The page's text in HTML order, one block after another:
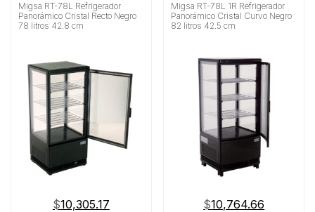
Migsa RT-78L Refrigerador
Panorámico Cristal Recto Negro
78 litros 42.8 cm
$10,305.17
Migsa RT-78L 1R Refrigerador
Panorámico Cristal Curvo Negro
82 litros 42.5 cm
$10,764.66